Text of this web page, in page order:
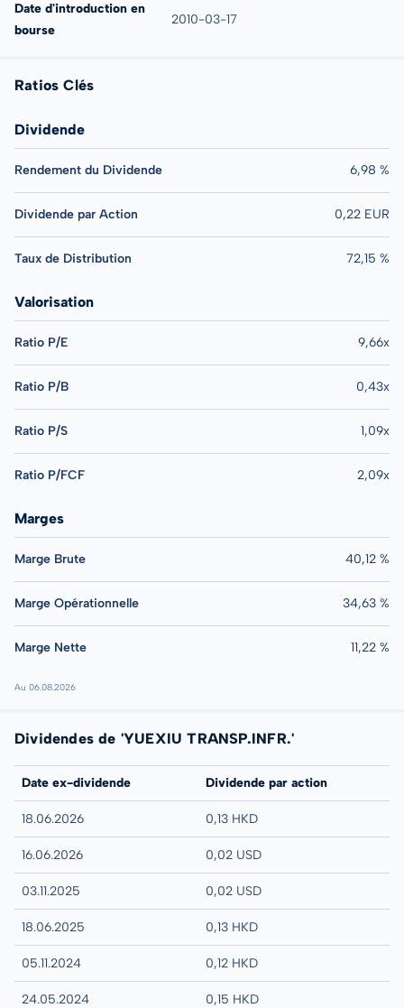
Date d'introduction en
bourse
2010-03-17
Ratios Clés
Dividende
Rendement du Dividende 6,98 %
Dividende par Action 0,22 EUR
Taux de Distribution 72,15 %
Valorisation
Ratio P/E 9,66x
Ratio P/B 0,43x
Ratio P/S 1,09x
Ratio P/FCF 2,09x
Marges
Marge Brute 40,12 %
Marge Opérationnelle 34,63 %
Marge Nette 11,22 %
Au 06.08.2026
Dividendes de 'YUEXIU TRANSP.INFR.'
Date ex-dividende Dividende par action
18.06.2026 0,13 HKD
16.06.2026 0,02 USD
03.11.2025 0,02 USD
18.06.2025 0,13 HKD
05.11.2024 0,12 HKD
24.05.2024 0,15 HKD